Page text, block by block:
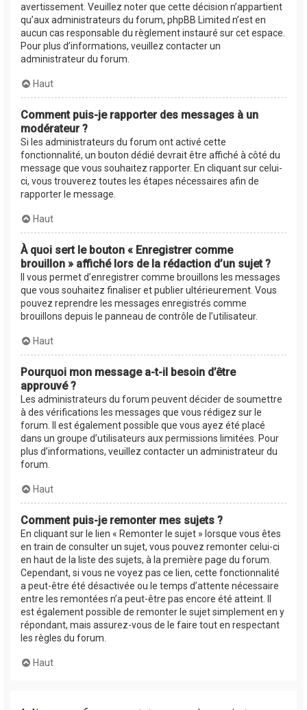
avertissement. Veuillez noter que cette décision n’appartient
qu’aux administrateurs du forum, phpBB Limited n’est en
aucun cas responsable du règlement instauré sur cet espace.
Pour plus d’informations, veuillez contacter un
administrateur du forum.
Haut
Comment puis-je rapporter des messages à un
modérateur ?
Si les administrateurs du forum ont activé cette
fonctionnalité, un bouton dédié devrait être affiché à côté du
message que vous souhaitez rapporter. En cliquant sur celui-
ci, vous trouverez toutes les étapes nécessaires afin de
rapporter le message.
Haut
À quoi sert le bouton « Enregistrer comme
brouillon » affiché lors de la rédaction d’un sujet ?
Il vous permet d’enregistrer comme brouillons les messages
que vous souhaitez finaliser et publier ultérieurement. Vous
pouvez reprendre les messages enregistrés comme
brouillons depuis le panneau de contrôle de l’utilisateur.
Haut
Pourquoi mon message a-t-il besoin d’être
approuvé ?
Les administrateurs du forum peuvent décider de soumettre
à des vérifications les messages que vous rédigez sur le
forum. Il est également possible que vous ayez été placé
dans un groupe d’utilisateurs aux permissions limitées. Pour
plus d’informations, veuillez contacter un administrateur du
forum.
Haut
Comment puis-je remonter mes sujets ?
En cliquant sur le lien « Remonter le sujet » lorsque vous êtes
en train de consulter un sujet, vous pouvez remonter celui-ci
en haut de la liste des sujets, à la première page du forum.
Cependant, si vous ne voyez pas ce lien, cette fonctionnalité
a peut-être été désactivée ou le temps d’attente nécessaire
entre les remontées n’a peut-être pas encore été atteint. Il
est également possible de remonter le sujet simplement en y
répondant, mais assurez-vous de le faire tout en respectant
les règles du forum.
Haut